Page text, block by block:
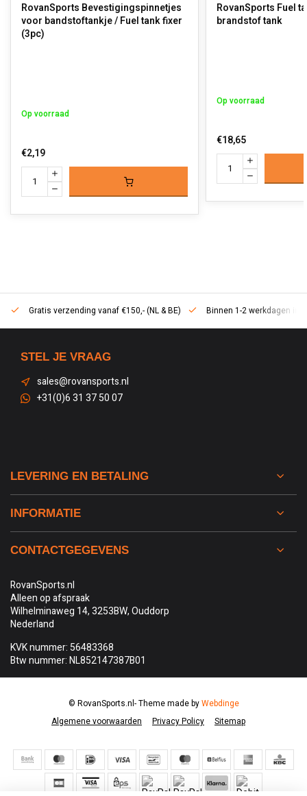
RovanSports Bevestigingspinnetjes
voor bandstoftankje / Fuel tank fixer
(3pc)
Op voorraad
€2,19
RovanSports Fuel
brandstof tank
Op voorraad
€18,65
Gratis verzending vanaf €150,- (NL & BE) Binnen 1-2 werkdagen in
STEL JE VRAAG
sales@rovansports.nl
+31(0)6 31 37 50 07
LEVERING EN BETALING
INFORMATIE
CONTACTGEGEVENS
RovanSports.nl
Alleen op afspraak
Wilhelminaweg 14, 3253BW, Ouddorp
Nederland
KVK nummer: 56483368
Btw nummer: NL852147387B01
Algemene voorwaarden Privacy Policy Sitemap
© RovanSports.nl- Theme made byWebdinge